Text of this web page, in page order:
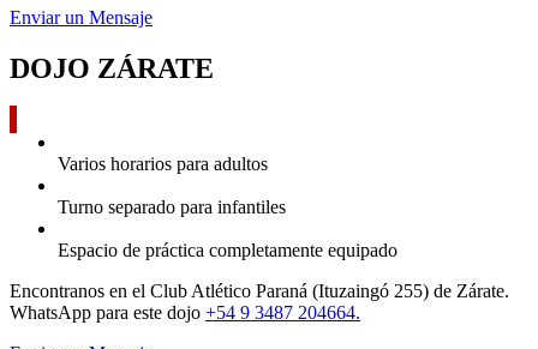
Enviar un Mensaje
DOJO ZÁRATE
Varios horarios para adultos
Turno separado para infantiles
Espacio de práctica completamente equipado
Encontranos en el Club Atlético Paraná (Ituzaingó 255) de Zárate.
WhatsApp para este dojo +54 9 3487 204664.